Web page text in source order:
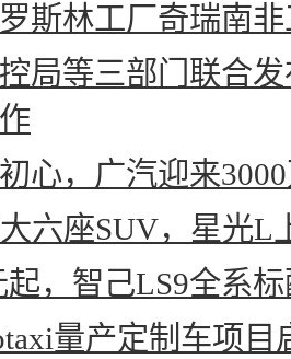
斯林工厂奇瑞南
局等三部门联合
心，广汽迎来
六座SUV，星光L
起，智己LS9全系
量产定制车项